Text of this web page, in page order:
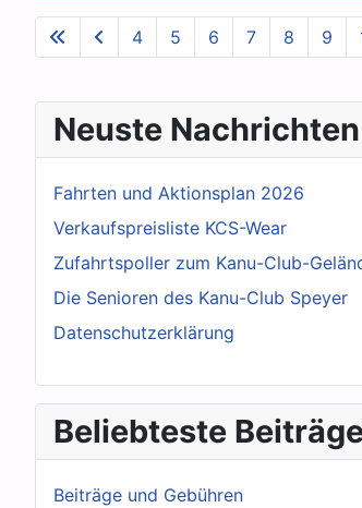
4 5 6 7 8 9
Neuste Nachrichten
Fahrten und Aktionsplan 2026
Verkaufspreisliste KCS-Wear
Zufahrtspoller zum Kanu-Club-
Die Senioren des Kanu-Club Speyer
Datenschutzerklärung
Beliebteste
Beiträge und Gebühren